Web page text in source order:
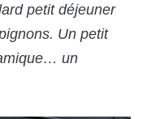
petit déjeuner
Un petit
… un